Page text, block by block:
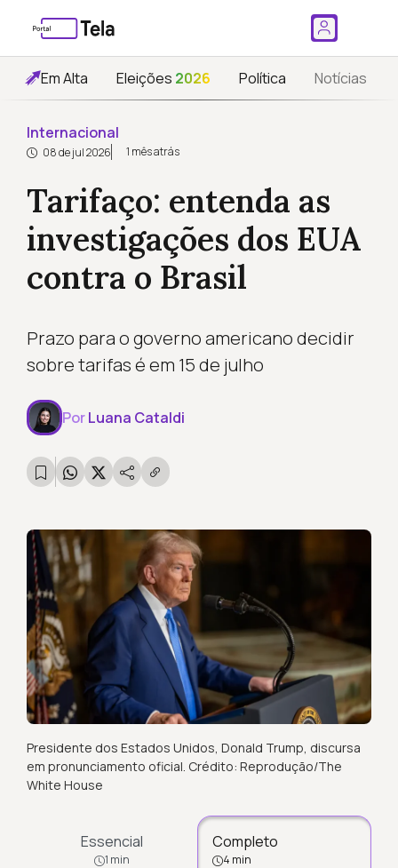
Em Alta Eleições 2026 Política Notícias
Internacional
08 de jul 2026 1 mês atrás
Tarifaço: entenda as
investigações dos EUA
contra o Brasil
Prazo para o governo americano decidir
sobre tarifas é em 15 de julho
PorLuana Cataldi
Presidente dos Estados Unidos, Donald Trump, discursa
em pronunciamento oficial. Crédito: Reprodução/The
White House
Essencial
1 min
Completo
4 min